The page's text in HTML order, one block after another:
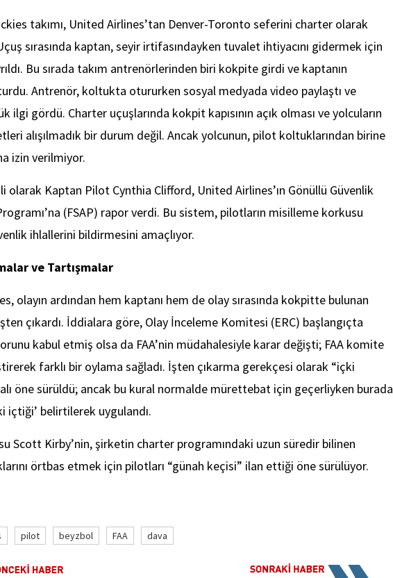
takımı, United Airlines’tan Denver-Toronto seferini charter olarak
sırasında kaptan, seyir irtifasındayken tuvalet ihtiyacını gidermek için
Bu sırada takım antrenörlerinden biri kokpite girdi ve kaptanın
Antrenör, koltukta otururken sosyal medyada video paylaştı ve
ilgi gördü. Charter uçuşlarında kokpit kapısının açık olması ve yolcuların
alışılmadık bir durum değil. Ancak yolcunun, pilot koltuklarından birine
izin verilmiyor.
olarak Kaptan Pilot Cynthia Clifford, United Airlines’ın Gönüllü Güvenlik
(FSAP) rapor verdi. Bu sistem, pilotların misilleme korkusu
ihlallerini bildirmesini amaçlıyor.
ve Tartışmalar
olayın ardından hem kaptanı hem de olay sırasında kokpitte bulunan
çıkardı. İddialara göre, Olay İnceleme Komitesi (ERC) başlangıçta
kabul etmiş olsa da FAA’nin müdahalesiyle karar değişti; FAA komite
farklı bir oylama sağladı. İşten çıkarma gerekçesi olarak “içki
öne sürüldü; ancak bu kural normalde mürettebat için geçerliyken burada
içtiği’ belirtilerek uygulandı.
Scott Kirby’nin, şirketin charter programındaki uzun süredir bilinen
örtbas etmek için pilotları “günah keçisi” ilan ettiği öne sürülüyor.
pilot beyzbol FAA dava